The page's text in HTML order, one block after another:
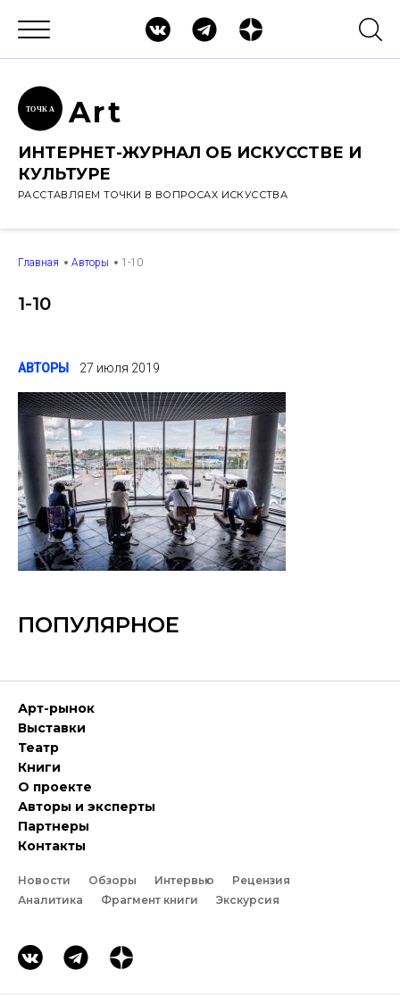
ТОЧК А Art
ИНТЕРНЕТ-ЖУРНАЛ ОБ ИСКУССТВЕ И
КУЛЬТУРЕ
РАССТАВЛЯЕМ ТОЧКИ В ВОПРОСАХ ИСКУССТВА
Главная Авторы 1-10
1-10
АВТОРЫ 27 июля 2019
ПОПУЛЯРНОЕ
Арт-рынок
Выставки
Театр
Книги
О проекте
Авторы и эксперты
Партнеры
Контакты
Новости Обзоры Интервью
Рецензия
Аналитика
Фрагмент книги Экскурсия